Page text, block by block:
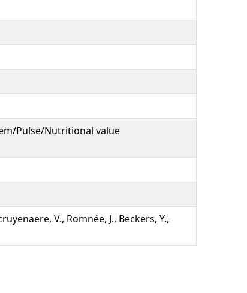
Pulse/Nutritional value
V., Romnée, J., Beckers, Y.,